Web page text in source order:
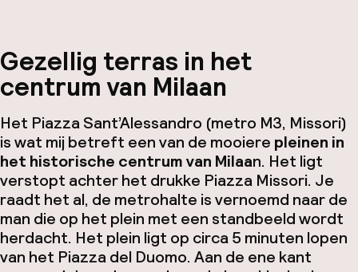
Gezellig terras in het
centrum van Milaan
Het Piazza Sant’Alessandro (metro M3, Missori)
is wat mij betreft een van de mooiere pleinen in
het historische centrum van Milaan. Het ligt
verstopt achter het drukke Piazza Missori. Je
raadt het al, de metrohalte is vernoemd naar de
man die op het plein met een standbeeld wordt
herdacht. Het plein ligt op circa 5 minuten lopen
van het Piazza del Duomo. Aan de ene kant